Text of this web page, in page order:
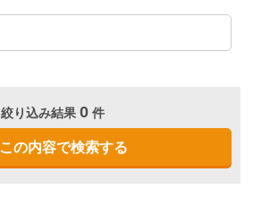
絞り込み結果 0 件
この内容で検索する